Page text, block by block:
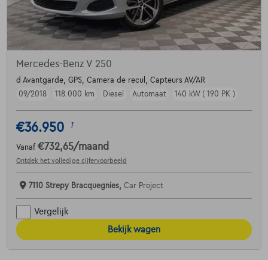
Mercedes-Benz V 250
d Avantgarde, GPS, Camera de recul, Capteurs AV/AR
09/2018
118.000 km Diesel Automaat 140 kW ( 190 PK )
€36.950 1
Vanaf €732,65/maand
Ontdek het volledige cijfervoorbeeld
7110 Strepy Bracquegnies, Car Project
Vergelijk
Bekijk wagen